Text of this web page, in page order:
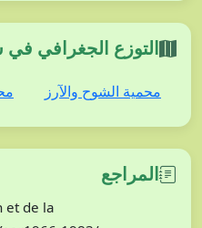
التوزع الجغرافي
محمية الشوح والآرز
المراجع
et de la